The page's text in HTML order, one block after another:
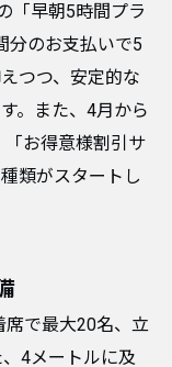
「早朝5時間プラ
分のお支払いで5
つつ、安定的な
。また、4月から
お得意様割引サ
類がスタートし
席で最大20名、立
4メートルに及